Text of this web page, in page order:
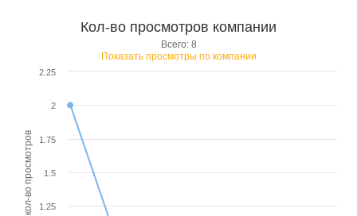
кол-во просмотров
Кол-во просмотров компании
Всего: 8
Показать просмотры по компании
1.25
1.5
1.75
2
2.25